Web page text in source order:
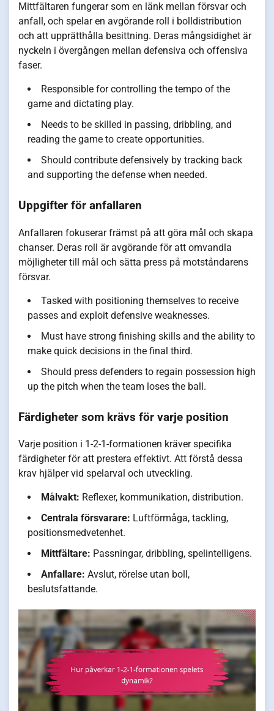
Mittfältaren fungerar som en länk mellan försvar och
anfall, och spelar en avgörande roll i bolldistribution
och att upprätthålla besittning. Deras mångsidighet är
nyckeln i övergången mellan defensiva och offensiva
faser.
Responsible for controlling the tempo of the
game and dictating play.
Needs to be skilled in passing, dribbling, and
reading the game to create opportunities.
Should contribute defensively by tracking back
and supporting the defense when needed.
Uppgifter för anfallaren
Anfallaren fokuserar främst på att göra mål och skapa
chanser. Deras roll är avgörande för att omvandla
möjligheter till mål och sätta press på motståndarens
försvar.
Tasked with positioning themselves to receive
passes and exploit defensive weaknesses.
Must have strong finishing skills and the ability to
make quick decisions in the final third.
Should press defenders to regain possession high
up the pitch when the team loses the ball.
Färdigheter som krävs för varje position
Varje position i 1-2-1-formationen kräver specifika
färdigheter för att prestera effektivt. Att förstå dessa
krav hjälper vid spelarval och utveckling.
Målvakt: Reflexer, kommunikation, distribution.
Centrala försvarare: Luftförmåga, tackling,
positionsmedvetenhet.
Mittfältare: Passningar, dribbling, spelintelligens.
Anfallare: Avslut, rörelse utan boll,
beslutsfattande.